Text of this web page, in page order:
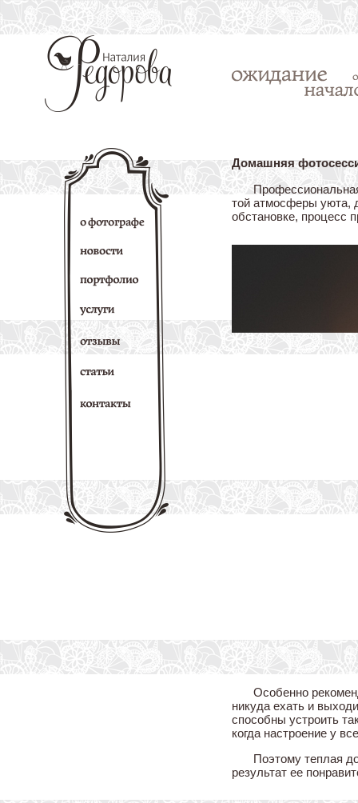
Домашняя
той атмосферы уюта,
обстановке, процесс
Особенно
никуда ехать и
способны устроить
когда настроение у
Поэтому теплая
результат ее